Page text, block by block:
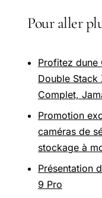
Pour aller
Profitez dune
Double Stack
Complet,
Promotion
caméras de
stockage à
Présentation
9 Pro